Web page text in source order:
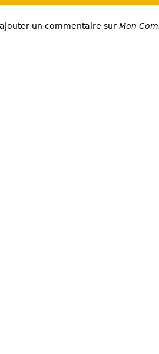
un commentaire sur Mon